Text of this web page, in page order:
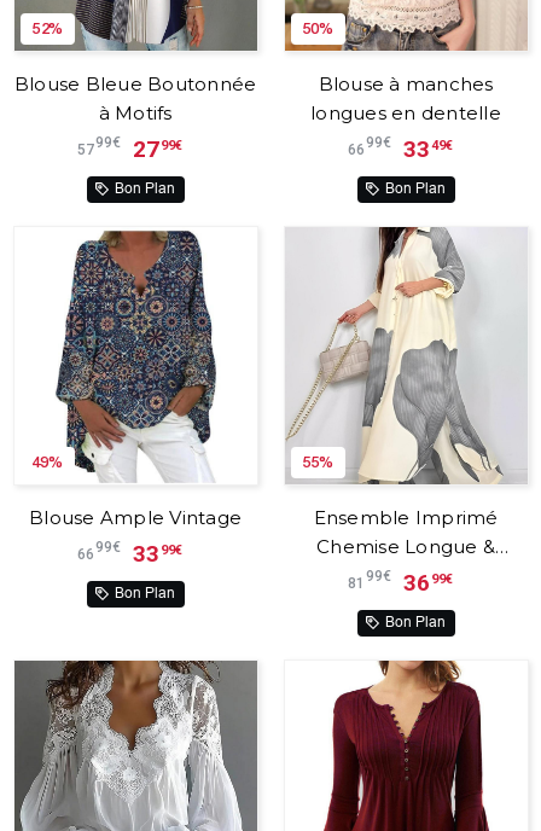
52%
Blouse Bleue Boutonnée
à Motifs
5799€ 2799€
Bon Plan
50%
Blouse à manches
longues en dentelle
6699€ 3349€
Bon Plan
49%
Blouse Ample Vintage
6699€ 33 99€
Bon Plan
55%
Ensemble Imprimé
Chemise Longue &
Pantalon à Cordon
81 99€ 36 99€
Bon Plan